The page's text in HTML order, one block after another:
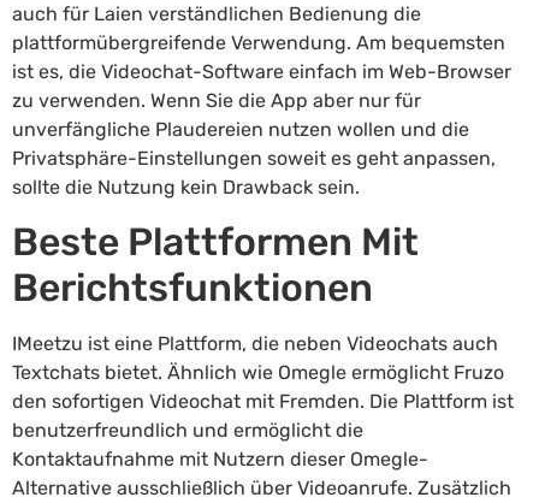
auch für Laien verständlichen Bedienung die
plattformübergreifende Verwendung. Am bequemsten
ist es, die Videochat-Software einfach im Web-Browser
zu verwenden. Wenn Sie die App aber nur für
unverfängliche Plaudereien nutzen wollen und die
Privatsphäre-Einstellungen soweit es geht anpassen,
sollte die Nutzung kein Drawback sein.
Beste Plattformen Mit
Berichtsfunktionen
IMeetzu ist eine Plattform, die neben Videochats auch
Textchats bietet. Ähnlich wie Omegle ermöglicht Fruzo
den sofortigen Videochat mit Fremden. Die Plattform ist
benutzerfreundlich und ermöglicht die
Kontaktaufnahme mit Nutzern dieser Omegle-
Alternative ausschließlich über Videoanrufe. Zusätzlich